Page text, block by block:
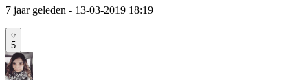
7 jaar geleden - 13-03-2019 18:19
5